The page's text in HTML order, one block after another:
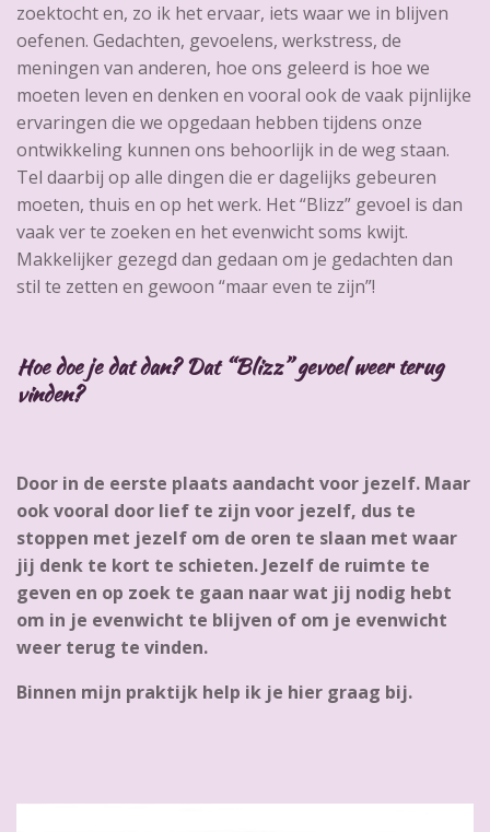
zoektocht en, zo ik het ervaar, iets waar we in blijven
oefenen. Gedachten, gevoelens, werkstress, de
meningen van anderen, hoe ons geleerd is hoe we
moeten leven en denken en vooral ook de vaak pijnlijke
ervaringen die we opgedaan hebben tijdens onze
ontwikkeling kunnen ons behoorlijk in de weg staan.
Tel daarbij op alle dingen die er dagelijks gebeuren
moeten, thuis en op het werk. Het “Blizz” gevoel is dan
vaak ver te zoeken en het evenwicht soms kwijt.
Makkelijker gezegd dan gedaan om je gedachten dan
stil te zetten en gewoon “maar even te zijn”!
Hoe doe je dat dan? Dat “Blizz” gevoel weer terug
vinden?
Door in de eerste plaats aandacht voor jezelf. Maar
ook vooral door lief te zijn voor jezelf, dus te
stoppen met jezelf om de oren te slaan met waar
jij denk te kort te schieten. Jezelf de ruimte te
geven en op zoek te gaan naar wat jij nodig hebt
om in je evenwicht te blijven of om je evenwicht
weer terug te vinden.
Binnen mijn praktijk help ik je hier graag bij.